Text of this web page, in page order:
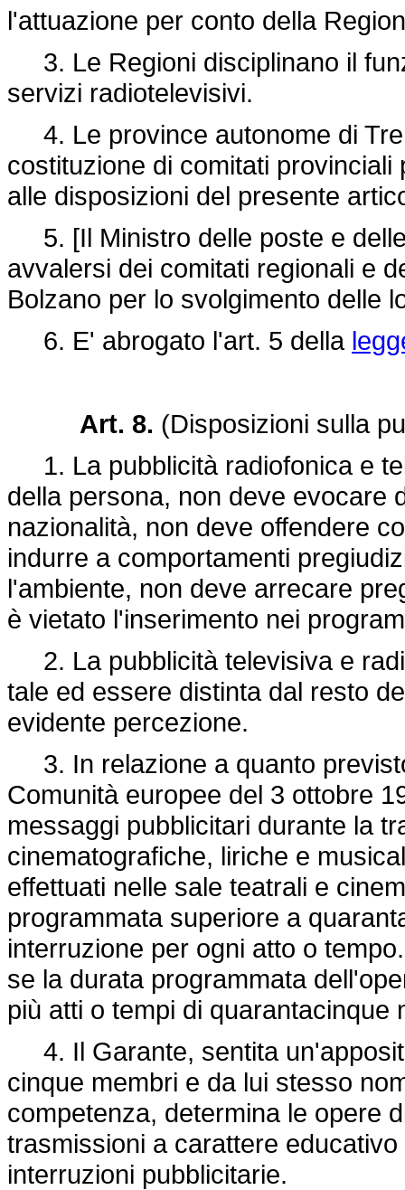
l'attuazione per conto della
3. Le Regioni disciplinano il
servizi radiotelevisivi.
4. Le province autonome di
costituzione di comitati
alle disposizioni del presente
5. [Il Ministro delle poste e
avvalersi dei comitati regionali e
Bolzano per lo svolgimento delle
6. E' abrogato l'art. 5 della
Art. 8. (Disposizioni sulla
1. La pubblicità radiofonica e
della persona, non deve evocare
nazionalità, non deve offendere
indurre a comportamenti
l'ambiente, non deve arrecare
è vietato l'inserimento nei
2. La pubblicità televisiva e
tale ed essere distinta dal resto
evidente percezione.
3. In relazione a quanto
Comunità europee del 3 ottobre
messaggi pubblicitari durante la
cinematografiche, liriche e
effettuati nelle sale teatrali e
programmata superiore a
interruzione per ogni atto o
se la durata programmata
più atti o tempi di quarantacinque
4. Il Garante, sentita
cinque membri e da lui stesso
competenza, determina le opere
trasmissioni a carattere
interruzioni pubblicitarie.